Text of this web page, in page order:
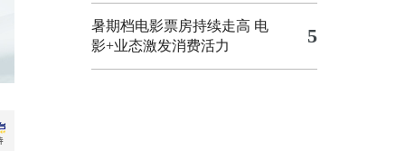
暑期档电影票房持续走高 电
影+业态激发消费活力
5